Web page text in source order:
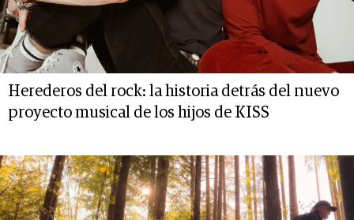
Herederos del rock: la historia detrás del nuevo
proyecto musical de los hijos de KISS